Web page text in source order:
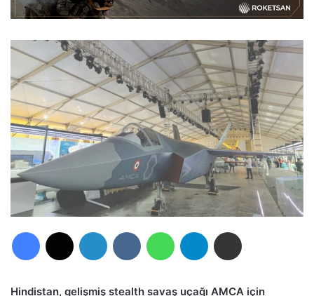
Hindistan, gelişmiş stealth savaş uçağı AMCA için